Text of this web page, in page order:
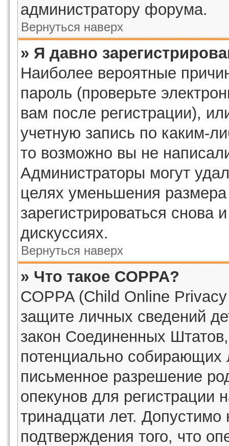
администратору форума.
Вернуться наверх
» Я давно
Наиболее вероятные
пароль (проверьте
вам после регистрации),
учетную запись по каким-
то возможно вы не
Администраторы могут
целях уменьшения
зарегистрироваться снова
дискуссиях.
Вернуться наверх
» Что такое COPPA?
COPPA (Child Online
защите личных сведений
закон Соединенных
потенциально собирающих
письменное разрешение
опекунов для регистрации
тринадцати лет. Допустимо
подтверждения того, что